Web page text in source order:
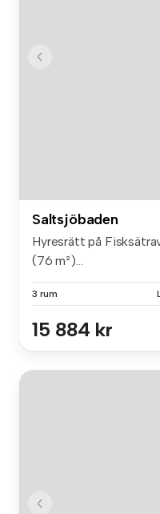
Saltsjöbaden
Hyresrätt på
(76 m²)...
3 rum
15 884 kr